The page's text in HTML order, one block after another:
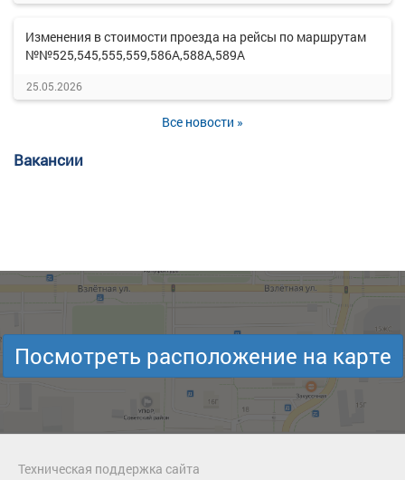
Изменения в стоимости проезда на рейсы по маршрутам
№№525,545,555,559,586А,588А,589А
25.05.2026
Все новости »
Вакансии
Посмотреть расположение на карте
Техническая поддержка сайта